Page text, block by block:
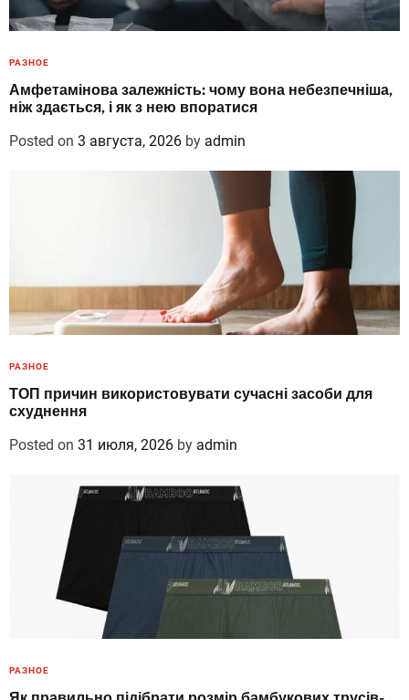
РАЗНОЕ
Амфетамінова залежність: чому вона небезпечніша,
ніж здається, і як з нею впоратися
Posted on 3 августа, 2026 by admin
РАЗНОЕ
ТОП причин використовувати сучасні засоби для
схуднення
Posted on 31 июля, 2026 by admin
РАЗНОЕ